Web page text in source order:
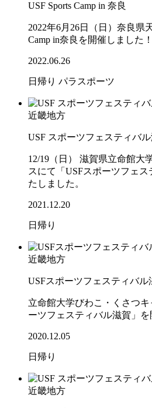
USF Sports Camp in 奈良
2022年6月26日（日）奈良県
Camp in奈良を開催しました！
2022.06.26
日帰り パラスポーツ
近畿地方
USF スポーツフェスティバ
12/19（日） 滋賀県立命館大
スにて「USFスポーツフェ
たしました。
2021.12.20
日帰り
近畿地方
USFスポーツフェスティバル
立命館大学びわこ・くさつ
ーツフェスティバル滋賀」を
2020.12.05
日帰り
近畿地方